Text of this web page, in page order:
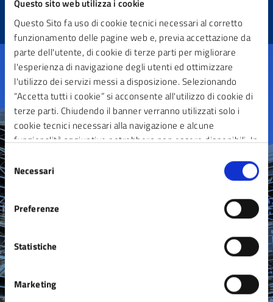
Questo sito web utilizza i cookie
Questo Sito fa uso di cookie tecnici necessari al corretto
funzionamento delle pagine web e, previa accettazione da
parte dell'utente, di cookie di terze parti per migliorare
l'esperienza di navigazione degli utenti ed ottimizzare
l'utilizzo dei servizi messi a disposizione. Selezionando
“Accetta tutti i cookie” si acconsente all'utilizzo di cookie di
terze parti. Chiudendo il banner verranno utilizzati solo i
cookie tecnici necessari alla navigazione e alcune
funzionalità aggiuntive potrebbero non essere disponibili. In
che contribuiscono a rendere fruibile il sito web abilitando
funzionalità di base quali la navigazione sulle pagine e
l’accesso alle aree protette del sito. Il sito web non è in
grado di funzionare correttamente senza questi cookie
Selezione
del
consenso
Necessari
Preferenze
Statistiche
Marketing
Contatta il comune
Leggi le domande frequenti
Segnala Disservizio